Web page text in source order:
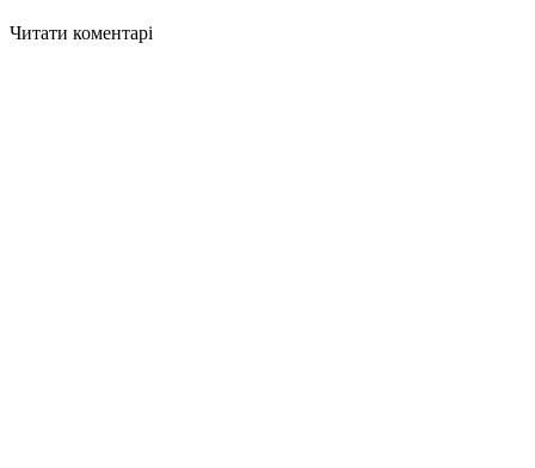
Читати коментарі